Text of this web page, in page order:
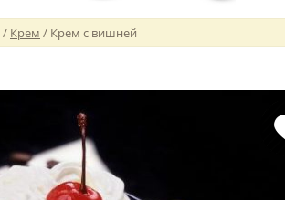
/ Крем / Крем с вишней